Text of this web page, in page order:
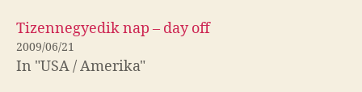
Tizennegyedik nap – day off
2009/06/21
In "USA / Amerika"